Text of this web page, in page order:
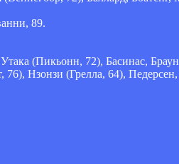
89.
(Пикьонн, 72), Басинас,
Нзонзи (Грелла, 64),